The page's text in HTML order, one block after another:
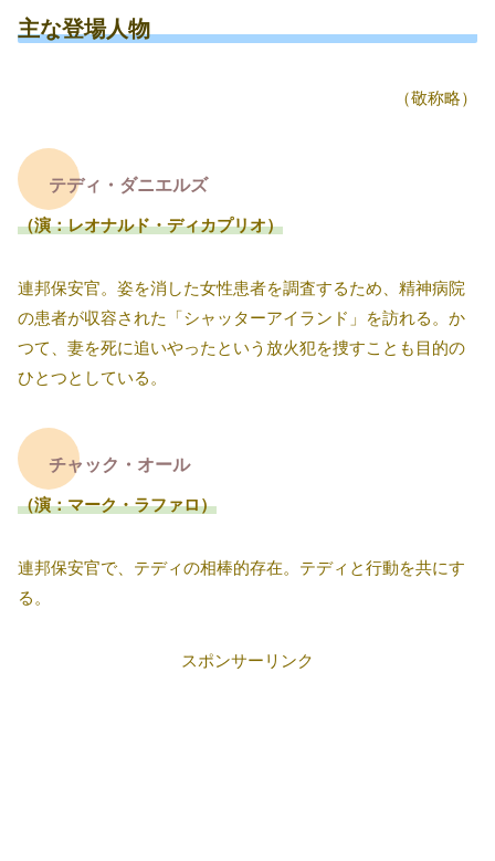
主な登場人物
（敬称略）
テディ・ダニエルズ
（演：レオナルド・ディカプリオ）
連邦保安官。姿を消した女性患者を調査するため、精神病院
の患者が収容された「シャッターアイランド」を訪れる。か
つて、妻を死に追いやったという放火犯を捜すことも目的の
ひとつとしている。
チャック・オール
（演：マーク・ラファロ）
連邦保安官で、テディの相棒的存在。テディと行動を共にす
る。
スポンサーリンク